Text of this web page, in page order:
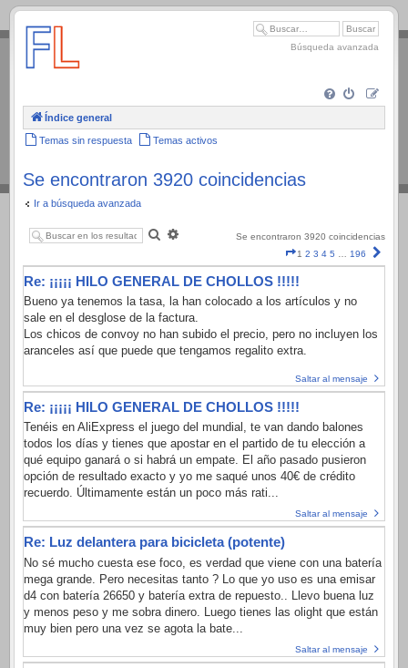
.
Búsqueda avanzada
Índice general
Temas sin respuesta Temas activos
Se encontraron 3920 coincidencias
Ir a búsqueda avanzada
Buscar
Se encontraron 3920 coincidencias
Página
1
de
1 2 3 4 5 196
Re: ¡¡¡¡¡ HILO GENERAL DE CHOLLOS !!!!!
Bueno ya tenemos la tasa, la han colocado a los artículos y no
sale en el desglose de la factura.
Los chicos de convoy no han subido el precio, pero no incluyen los
aranceles así que puede que tengamos regalito extra.
Saltar al mensaje
Re: ¡¡¡¡¡ HILO GENERAL DE CHOLLOS !!!!!
Tenéis en AliExpress el juego del mundial, te van dando balones
todos los días y tienes que apostar en el partido de tu elección a
qué equipo ganará o si habrá un empate. El año pasado pusieron
opción de resultado exacto y yo me saqué unos 40€ de crédito
recuerdo. Últimamente están un poco más rati...
Saltar al mensaje
Re: Luz delantera para bicicleta (potente)
No sé mucho cuesta ese foco, es verdad que viene con una batería
mega grande. Pero necesitas tanto ? Lo que yo uso es una emisar
d4 con batería 26650 y batería extra de repuesto.. Llevo buena luz
y menos peso y me sobra dinero. Luego tienes las olight que están
muy bien pero una vez se agota la bate...
Saltar al mensaje